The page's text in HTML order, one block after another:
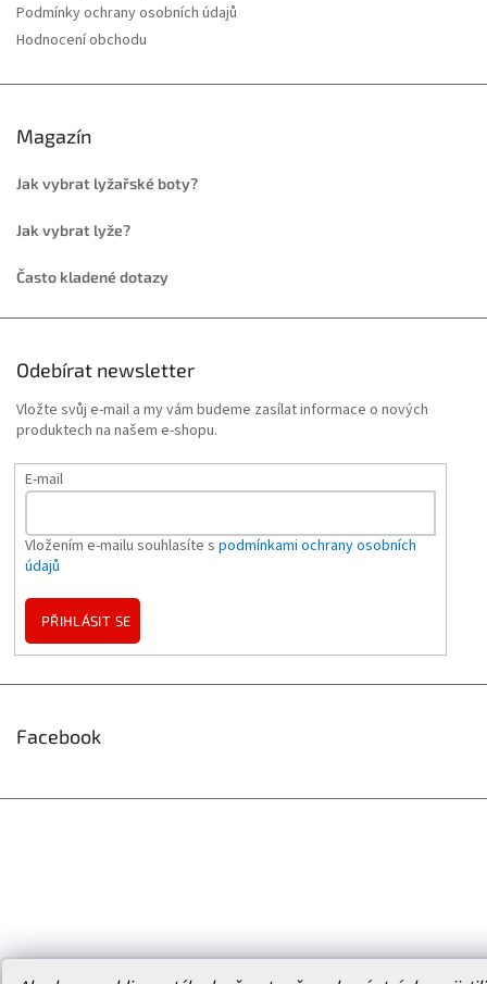
Podmínky ochrany osobních údajů
Hodnocení obchodu
Magazín
Jak vybrat lyžařské boty?
Jak vybrat lyže?
Často kladené dotazy
Odebírat newsletter
Vložte svůj e-mail a my vám budeme zasílat informace o nových
produktech na našem e-shopu.
E-mail
Vložením e-mailu souhlasíte s podmínkami ochrany osobních
údajů
PŘIHLÁSIT SE
Facebook